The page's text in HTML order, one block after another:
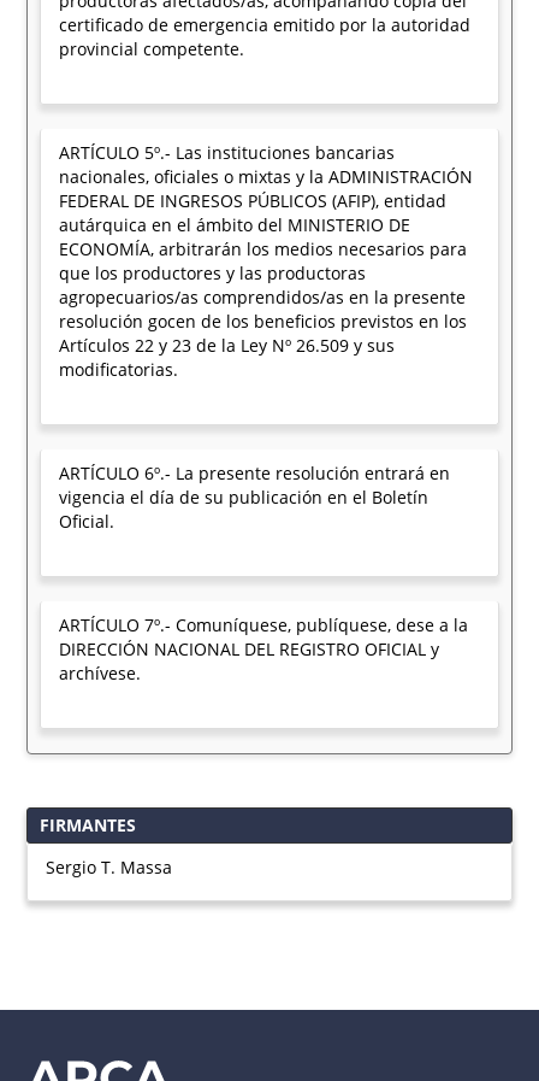
certificado de emergencia emitido por la autoridad
provincial competente.
ARTÍCULO 5º.- Las instituciones bancarias
nacionales, oficiales o mixtas y la ADMINISTRACIÓN
FEDERAL DE INGRESOS PÚBLICOS (AFIP), entidad
autárquica en el ámbito del MINISTERIO DE
ECONOMÍA, arbitrarán los medios necesarios para
que los productores y las productoras
agropecuarios/as comprendidos/as en la presente
resolución gocen de los beneficios previstos en los
Artículos 22 y 23 de la Ley Nº 26.509 y sus
modificatorias.
ARTÍCULO 6º.- La presente resolución entrará en
vigencia el día de su publicación en el Boletín
Oficial.
ARTÍCULO 7º.- Comuníquese, publíquese, dese a la
DIRECCIÓN NACIONAL DEL REGISTRO OFICIAL y
archívese.
FIRMANTES
Sergio T. Massa